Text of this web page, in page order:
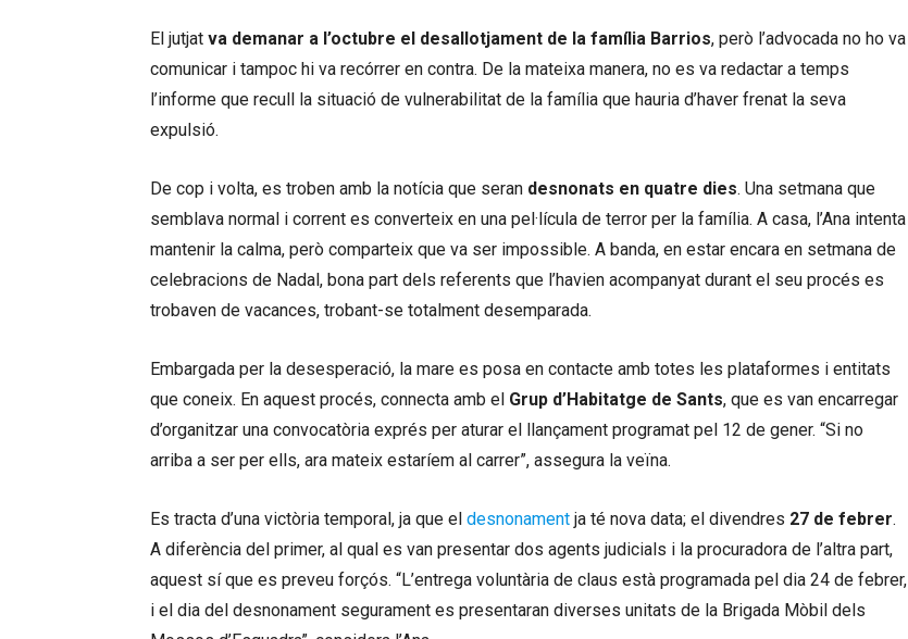
El jutjat va demanar a l’octubre el desallotjament de la família Barrios, però l’advocada no ho va
comunicar i tampoc hi va recórrer en contra. De la mateixa manera, no es va redactar a temps
l’informe que recull la situació de vulnerabilitat de la família que hauria d’haver frenat la seva
expulsió.
De cop i volta, es troben amb la notícia que seran desnonats en quatre dies. Una setmana que
semblava normal i corrent es converteix en una pel·lícula de terror per la família. A casa, l’Ana intenta
mantenir la calma, però comparteix que va ser impossible. A banda, en estar encara en setmana de
celebracions de Nadal, bona part dels referents que l’havien acompanyat durant el seu procés es
trobaven de vacances, trobant-se totalment desemparada.
Embargada per la desesperació, la mare es posa en contacte amb totes les plataformes i entitats
que coneix. En aquest procés, connecta amb el Grup d’Habitatge de Sants, que es van encarregar
d’organitzar una convocatòria exprés per aturar el llançament programat pel 12 de gener. “Si no
arriba a ser per ells, ara mateix estaríem al carrer”, assegura la veïna.
Es tracta d’una victòria temporal, ja que el desnonament ja té nova data; el divendres 27 de febrer.
A diferència del primer, al qual es van presentar dos agents judicials i la procuradora de l’altra part,
aquest sí que es preveu forçós. “L’entrega voluntària de claus està programada pel dia 24 de febrer,
i el dia del desnonament segurament es presentaran diverses unitats de la Brigada Mòbil dels